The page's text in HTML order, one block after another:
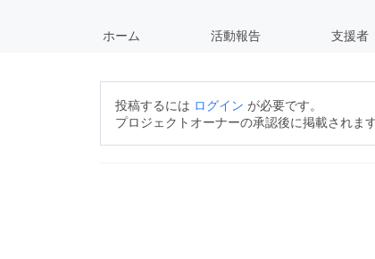
ホーム 活動報告 支援者
投稿するには ログイン が必要です。
プロジェクトオーナーの承認後に掲載されま